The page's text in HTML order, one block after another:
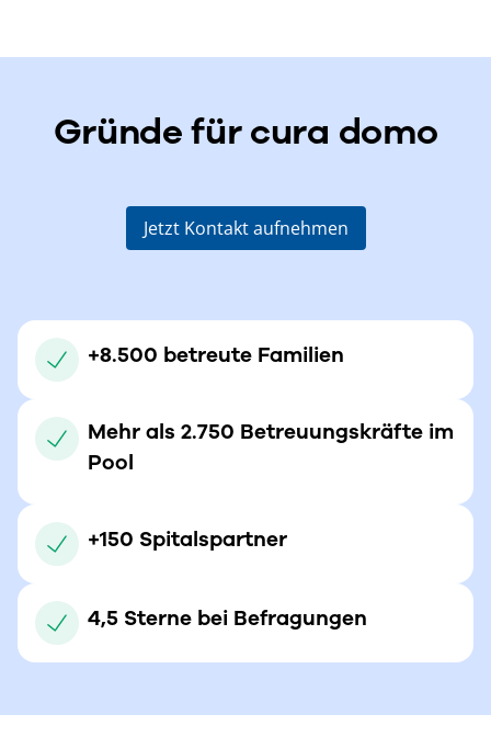
Gründe für cura domo
Jetzt Kontakt aufnehmen
+8.500 betreute Familien
Mehr als 2.750 Betreuungskräfte im
Pool
+150 Spitalspartner
4,5 Sterne bei Befragungen